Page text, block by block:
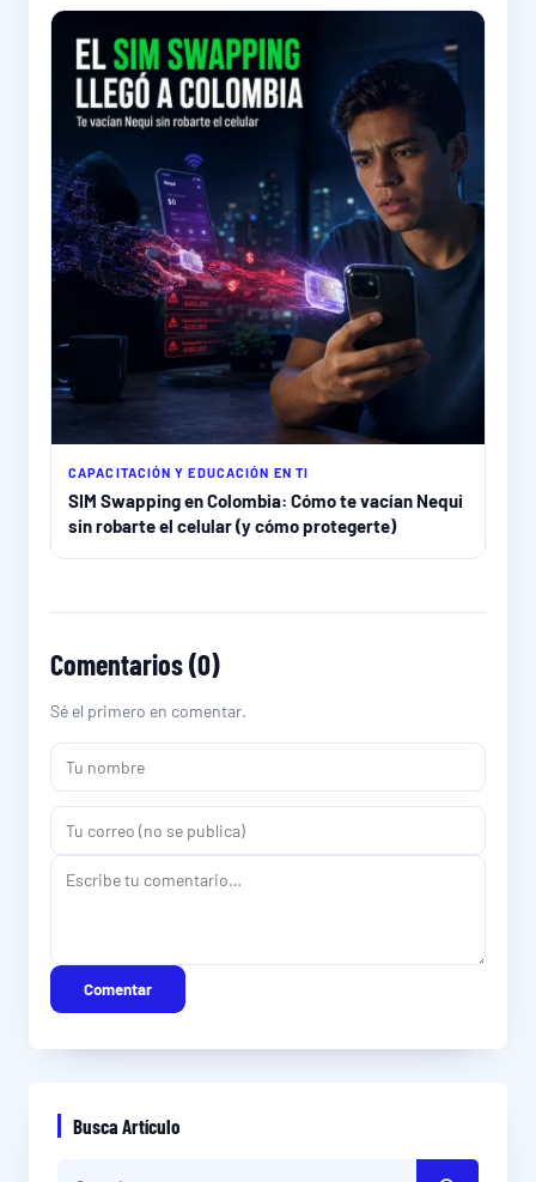
CAPACITACIÓN Y EDUCACIÓN EN TI
SIM Swapping en Colombia: Cómo te vacían Nequi
sin robarte el celular (y cómo protegerte)
Comentarios (0)
Sé el primero en comentar.
Comentar
Busca Artículo